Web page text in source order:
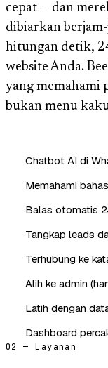
cepat — dan
dibiarkan
hitungan detik,
website Anda.
yang memahami
bukan menu
Chatbot AI di
Memahami
Balas otomatis
Tangkap leads
Terhubung ke
Alih ke admin
Latih dengan
Dashboard
02 — Layanan